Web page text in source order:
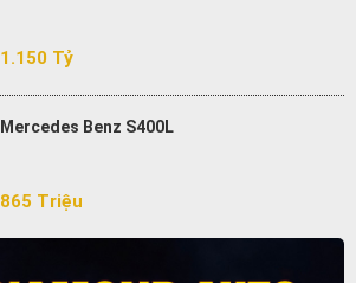
1.150 Tỷ
Mercedes Benz S400L
865 Triệu